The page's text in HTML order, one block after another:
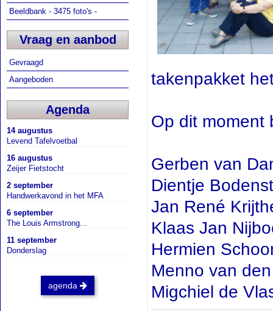
Beeldbank - 3475 foto's -
Vraag en aanbod
Gevraagd
Aangeboden
Agenda
14 augustus
Levend Tafelvoetbal
16 augustus
Zeijer Fietstocht
2 september
Handwerkavond in het MFA
6 september
The Louis Armstrong...
11 september
Donderslag
agenda
takenpakket
Op dit moment
Gerben van
Dientje
Jan René
Klaas Jan
Hermien
Menno van
Migchiel de